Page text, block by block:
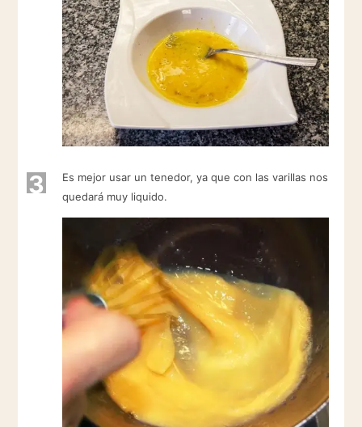
3
Es mejor usar un tenedor, ya que con las varillas nos
quedará muy liquido.